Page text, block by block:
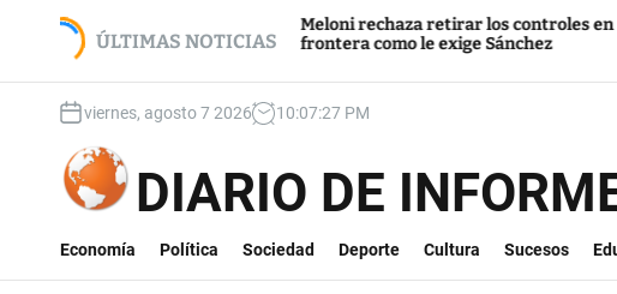
e
ÚLTIMAS NOTICIAS
que
acoger
Meloni rechaza retirar los controles en
frontera como le exige Sánchez
viernes, agosto 7 2026 10:07:28 PM
DIARIO DE
Economía Política Sociedad Deporte Cultura Sucesos